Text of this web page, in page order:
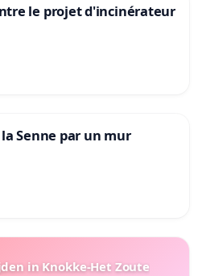
le projet d'incinérateur
Senne par un mur
in Knokke-Het Zoute